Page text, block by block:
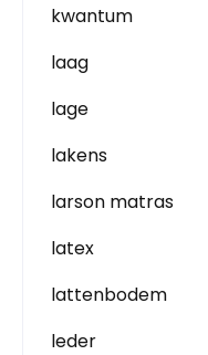
kwantum
laag
lage
lakens
larson matras
latex
lattenbodem
leder